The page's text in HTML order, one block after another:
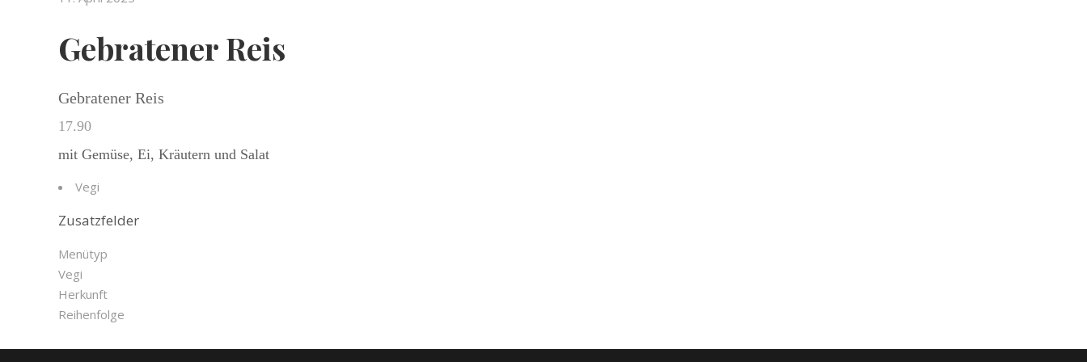
Gebratener Reis
Gebratener Reis
17.90
mit Gemüse, Ei, Kräutern und Salat
Vegi
Zusatzfelder
Menütyp
Vegi
Herkunft
Reihenfolge